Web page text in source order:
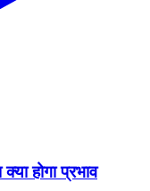
होगा प्रभाव